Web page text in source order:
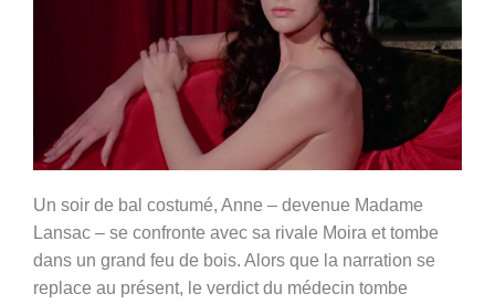
Un soir de bal costumé, Anne – devenue Madame
Lansac – se confronte avec sa rivale Moira et tombe
dans un grand feu de bois. Alors que la narration se
replace au présent, le verdict du médecin tombe